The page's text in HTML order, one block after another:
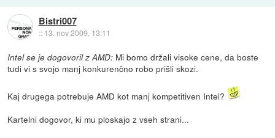
Bistri007
:: 13. nov 2009, 13:11
Intel se je dogovoril z AMD: Mi bomo držali visoke cene, da boste
tudi vi s svojo manj konkurenčno robo prišli skozi.
Kaj drugega potrebuje AMD kot manj kompetitiven Intel?
Kartelni dogovor, ki mu ploskajo z vseh strani...